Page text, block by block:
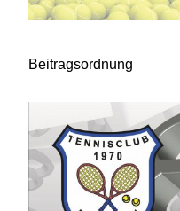
Beitragsordnung